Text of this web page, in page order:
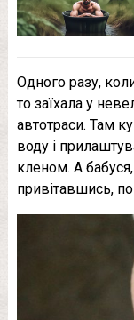
Одного разу,
то заїхала у
автотраси. Там
воду і
кленом. А бабуся,
привітавшись,